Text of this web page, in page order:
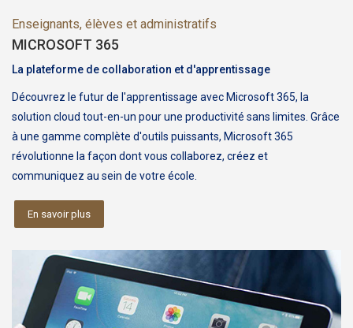
Enseignants, élèves et administratifs
MICROSOFT 365
La plateforme de collaboration et d'apprentissage
Découvrez le futur de l'apprentissage avec Microsoft 365, la
solution cloud tout-en-un pour une productivité sans limites. Grâce
à une gamme complète d'outils puissants, Microsoft 365
révolutionne la façon dont vous collaborez, créez et
communiquez au sein de votre école.
En savoir plus